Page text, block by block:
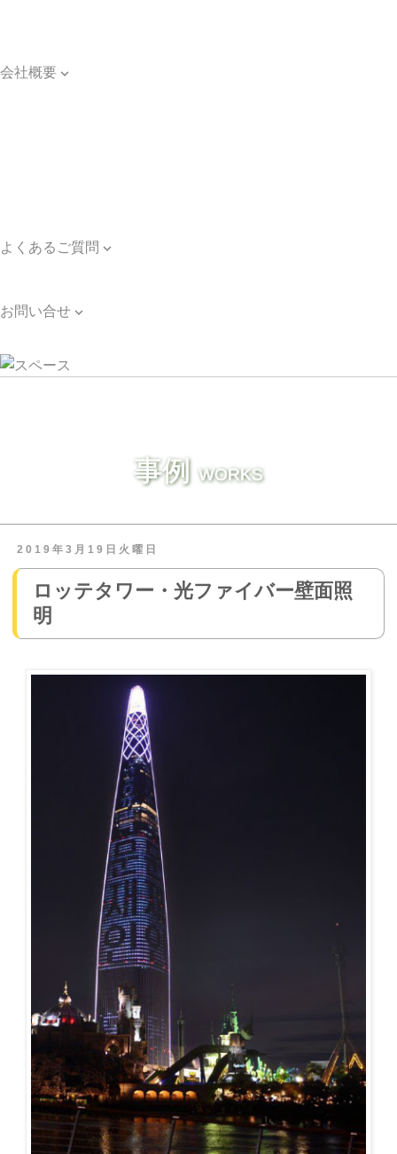
会社概要 
よくあるご質問 
お問い合せ 
事例WORKS
2019年3月19日火曜日
ロッテタワー・光ファイバー壁面照
明